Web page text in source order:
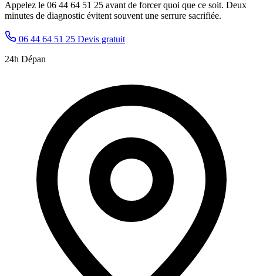
Appelez le 06 44 64 51 25 avant de forcer quoi que ce soit. Deux
minutes de diagnostic évitent souvent une serrure sacrifiée.
06 44 64 51 25 Devis gratuit
24h Dépan